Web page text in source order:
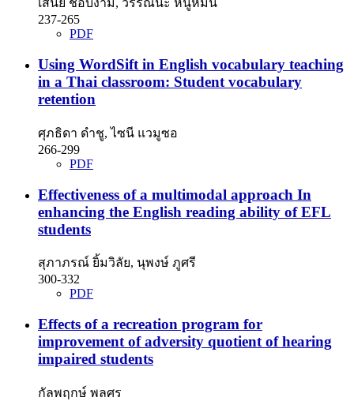
เสนีย์ ชอบงาม, วรรณนะ หนูหมื่น
237-265
PDF
Using WordSift in English vocabulary teaching
in a Thai classroom: Student vocabulary
retention
ศุภธิดา ดำชู, ไซนี แวมูซอ
266-299
PDF
Effectiveness of a multimodal approach In
enhancing the English reading ability of EFL
students
สุภาภรณ์ ยิ้มวิลัย, นุพงษ์ ภูศรี
300-332
PDF
Effects of a recreation program for
improvement of adversity quotient of hearing
impaired students
กัลพฤกษ์ พลศร